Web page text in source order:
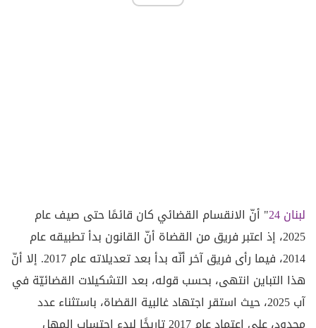
لبنان 24
" أنّ الانقسام القضائي كان قائمًا حتى صيف عام
2025، إذ اعتبر فريق من القضاة أنّ القانون بدأ تطبيقه عام
2014، فيما رأى فريق آخر أنّه بدأ بعد تعديلاته عام 2017. إلا أنّ
هذا التباين انتهى، بحسب قوله، بعد التشكيلات القضائيّة في
آب 2025، حيث استقر اجتهاد غالبية القضاة، باستثناء عدد